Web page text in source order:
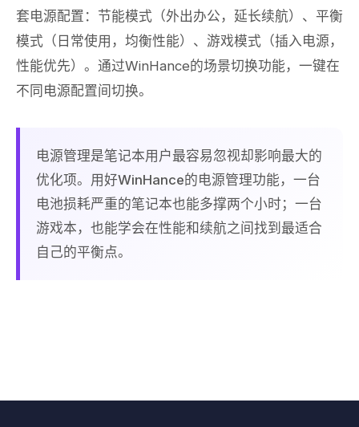
套电源配置：节能模式（外出办公，延长续航）、平衡
模式（日常使用，均衡性能）、游戏模式（插入电源，
性能优先）。通过WinHance的场景切换功能，一键在
不同电源配置间切换。
电源管理是笔记本用户最容易忽视却影响最大的
优化项。用好WinHance的电源管理功能，一台
电池损耗严重的笔记本也能多撑两个小时；一台
游戏本，也能学会在性能和续航之间找到最适合
自己的平衡点。